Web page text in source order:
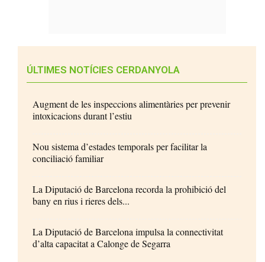
ÚLTIMES NOTÍCIES CERDANYOLA
Augment de les inspeccions alimentàries per prevenir
intoxicacions durant l’estiu
Nou sistema d’estades temporals per facilitar la
conciliació familiar
La Diputació de Barcelona recorda la prohibició del
bany en rius i rieres dels...
La Diputació de Barcelona impulsa la connectivitat
d’alta capacitat a Calonge de Segarra